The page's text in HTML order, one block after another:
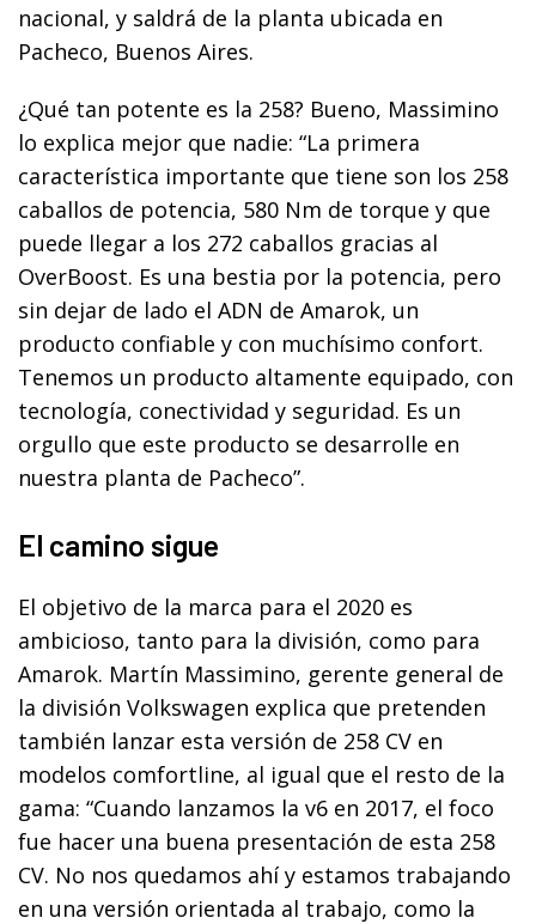
nacional, y saldrá de la planta ubicada en
Pacheco, Buenos Aires.
¿Qué tan potente es la 258? Bueno, Massimino
lo explica mejor que nadie: “La primera
característica importante que tiene son los 258
caballos de potencia, 580 Nm de torque y que
puede llegar a los 272 caballos gracias al
OverBoost. Es una bestia por la potencia, pero
sin dejar de lado el ADN de Amarok, un
producto confiable y con muchísimo confort.
Tenemos un producto altamente equipado, con
tecnología, conectividad y seguridad. Es un
orgullo que este producto se desarrolle en
nuestra planta de Pacheco”.
El camino sigue
El objetivo de la marca para el 2020 es
ambicioso, tanto para la división, como para
Amarok. Martín Massimino, gerente general de
la división Volkswagen explica que pretenden
también lanzar esta versión de 258 CV en
modelos comfortline, al igual que el resto de la
gama: “Cuando lanzamos la v6 en 2017, el foco
fue hacer una buena presentación de esta 258
CV. No nos quedamos ahí y estamos trabajando
en una versión orientada al trabajo, como la